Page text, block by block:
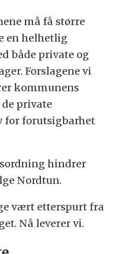
må få større
en helhetlig
både private og
Forslagene vi
kommunens
private
for forutsigbarhet
hindrer
Nordtun.
vært etterspurt fra
Nå leverer vi.